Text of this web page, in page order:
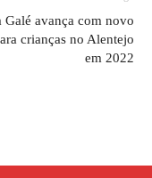
Galé avança com novo
crianças no Alentejo
em 2022